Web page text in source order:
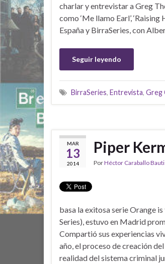
charlar y entrevistar a Greg
como ‘Me llamo Earl’,
España y BirraSeries, con
Seguir leyendo
BirraSeries, Entrevista, Greg
MAR
13
2014
Piper
PorHéctor Caraballo
basa la exitosa serie Orange
Series), estuvo en Madrid
Compartió sus experiencias
año, el proceso de creación
realidad del sistema criminal